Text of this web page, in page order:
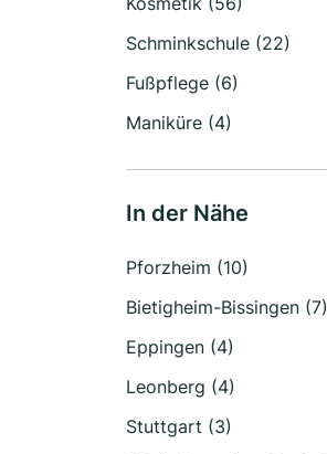
Schminkschule (22)
Fußpflege (6)
Maniküre (4)
In der Nähe
Pforzheim (10)
Bietigheim-Bissingen (7)
Eppingen (4)
Leonberg (4)
Stuttgart (3)